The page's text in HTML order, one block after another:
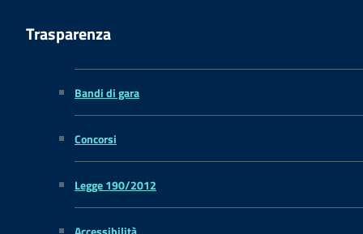
Trasparenza
Bandi di gara
Concorsi
Legge 190/2012